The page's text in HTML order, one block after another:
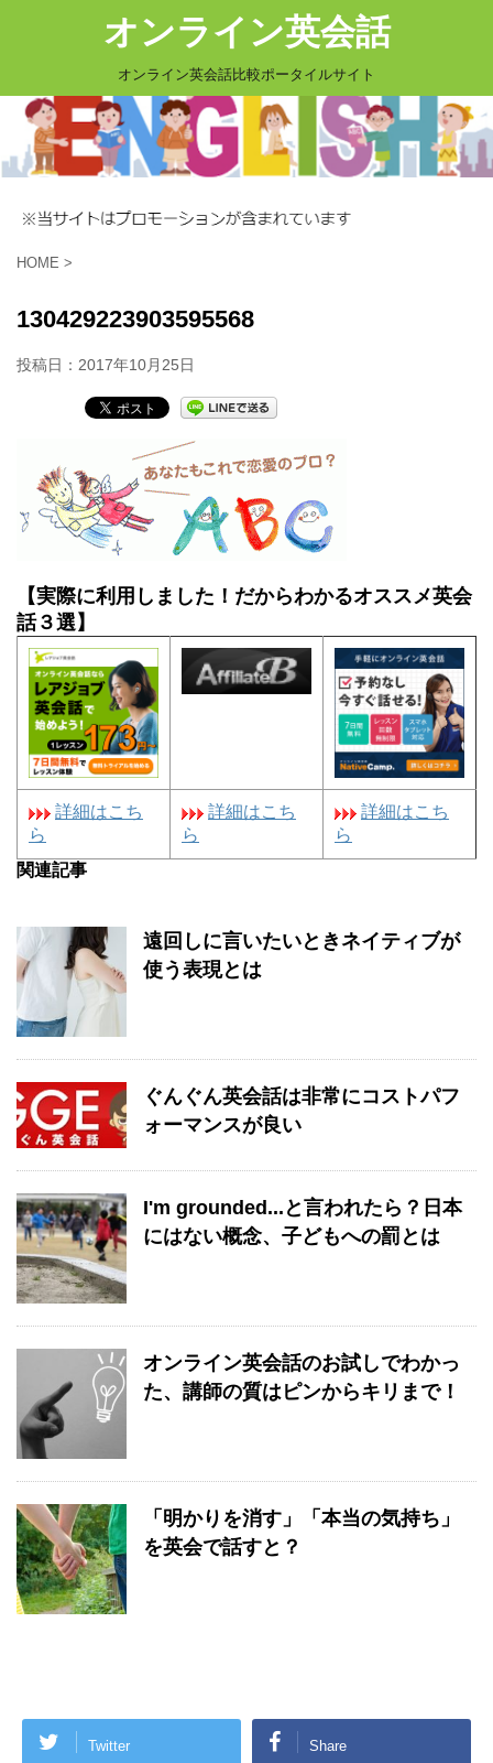
オンライン英会話
オンライン英会話比較ポータイルサイト
HOME >
130429223903595568
投稿日： 2017年10月25日
【実際に利用しました！だからわかるオススメ英会
話３選】
詳細はこち
ら
詳細はこち
ら
詳細はこち
ら
関連記事
遠回しに言いたいときネイティブが
使う表現とは
ぐんぐん英会話は非常にコストパフ
ォーマンスが良い
I'm grounded...と言われたら？日本
にはない概念、子どもへの罰とは
オンライン英会話のお試しでわかっ
た、講師の質はピンからキリまで！
「明かりを消す」「本当の気持ち」
を英会で話すと？
Twitter Share